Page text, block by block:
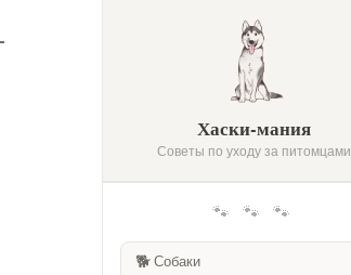
Хаски-мания
Советы по уходу за питомцами
🐾 🐾 🐾
🐕 Собаки